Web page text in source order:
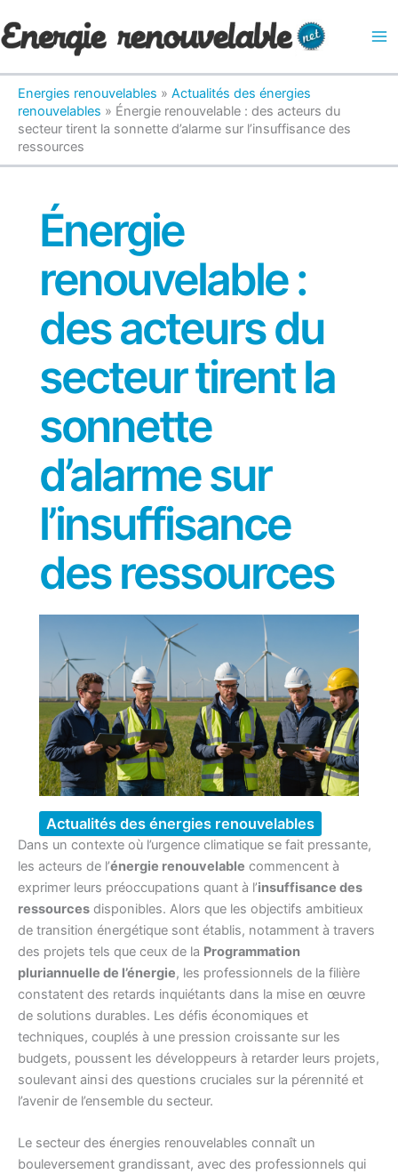
au
contenu
Energies renouvelables » Actualités des énergies
renouvelables » Énergie renouvelable : des acteurs du
secteur tirent la sonnette d’alarme sur l’insuffisance des
ressources
Énergie
renouvelable :
des acteurs du
secteur tirent la
sonnette
d’alarme sur
l’insuffisance
des ressources
Actualités des énergies renouvelables
Dans un contexte où l’urgence climatique se fait pressante,
les acteurs de l’énergie renouvelable commencent à
exprimer leurs préoccupations quant à l’insuffisance des
ressources disponibles. Alors que les objectifs ambitieux
de transition énergétique sont établis, notamment à travers
des projets tels que ceux de la Programmation
pluriannuelle de l’énergie, les professionnels de la filière
constatent des retards inquiétants dans la mise en œuvre
de solutions durables. Les défis économiques et
techniques, couplés à une pression croissante sur les
budgets, poussent les développeurs à retarder leurs projets,
soulevant ainsi des questions cruciales sur la pérennité et
l’avenir de l’ensemble du secteur.
Le secteur des énergies renouvelables connaît un
bouleversement grandissant, avec des professionnels qui